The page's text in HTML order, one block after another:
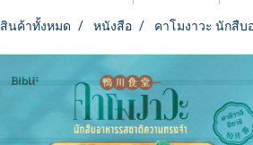
สินค้าทั้งหมด หนังสือ คาโมงาวะ นักสื